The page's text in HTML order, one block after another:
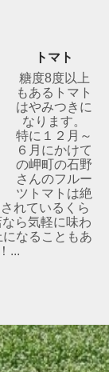
トマト
糖度8度以上
もあるトマト
はやみつきに
なります。
特に１２月～
６月にかけて
の岬町の石野
さんのフルー
ツトマトは絶
れているくら
ら気軽に味わ
なることもあ
...